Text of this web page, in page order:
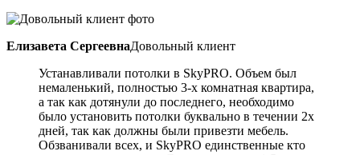
Елизавета СергеевнаДовольный клиент
Устанавливали потолки в SkyPRO. Объем был
немаленький, полностью 3-х комнатная квартира,
а так как дотянули до последнего, необходимо
было установить потолки буквально в течении 2х
дней, так как должны были привезти мебель.
Обзванивали всех, и SkyPRO единственные кто